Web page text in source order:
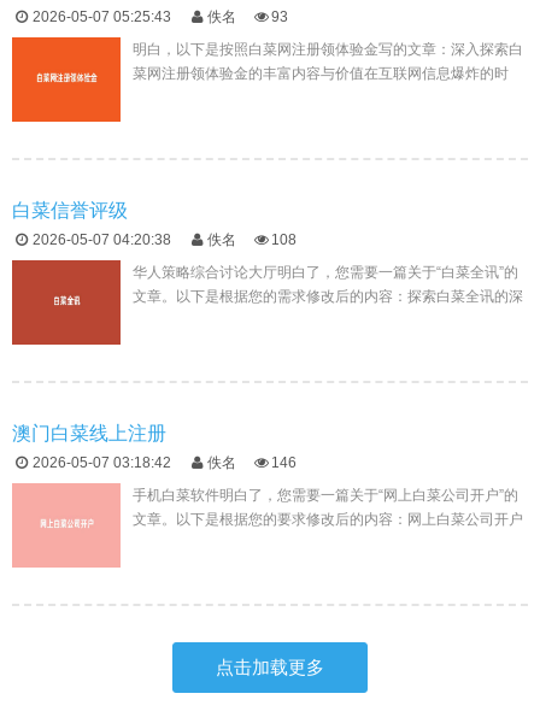
2026-05-07 05:25:43 佚名
93
明白，以下是按照白菜网注册领体验金写的文章：深入探索白
菜网注册领体验金的丰富内容与价值在互联网信息爆炸的时
白菜信誉评级
2026-05-07 04:20:38 佚名
108
华人策略综合讨论大厅明白了，您需要一篇关于“白菜全讯”的
文章。以下是根据您的需求修改后的内容：探索白菜全讯的深
澳门白菜线上注册
2026-05-07 03:18:42 佚名
146
手机白菜软件明白了，您需要一篇关于“网上白菜公司开户”的
文章。以下是根据您的要求修改后的内容：网上白菜公司开户
点击加载更多